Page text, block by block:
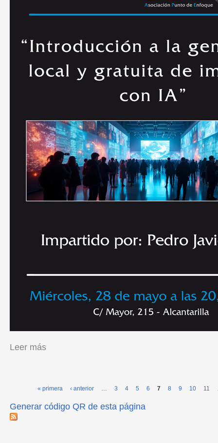
Leer más
« primera ‹ anterior … 3 4 5 6 7 8 9 10 11
Generar código QR de esta página